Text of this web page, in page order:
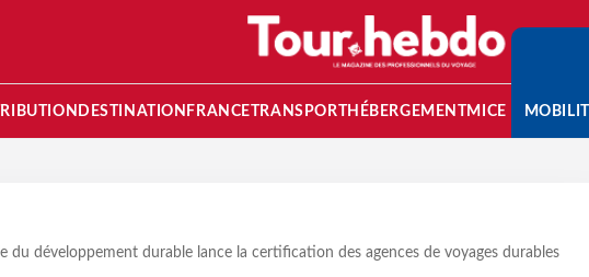
DESTINATION FRANCETRANSPORT HÉBERGEMENTMICE
du développement durable lance la certification des agences de voyages durables